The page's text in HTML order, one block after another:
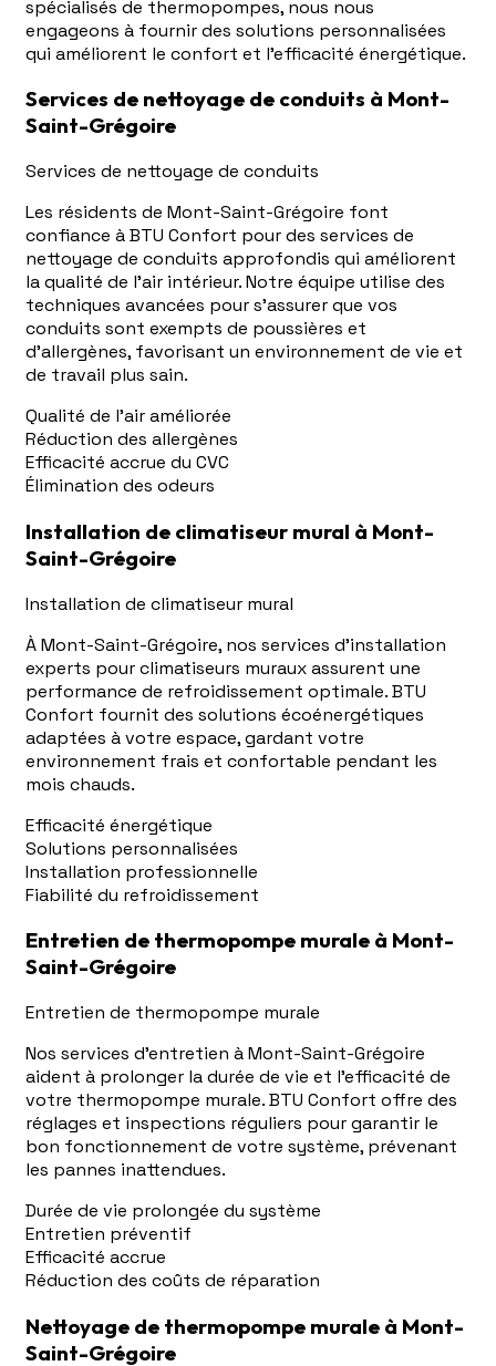
spécialisés de thermopompes, nous nous
engageons à fournir des solutions personnalisées
qui améliorent le confort et l'efficacité énergétique.
Services de nettoyage de conduits à Mont-
Saint-Grégoire
Services de nettoyage de conduits
Les résidents de Mont-Saint-Grégoire font
confiance à BTU Confort pour des services de
nettoyage de conduits approfondis qui améliorent
la qualité de l'air intérieur. Notre équipe utilise des
techniques avancées pour s'assurer que vos
conduits sont exempts de poussières et
d'allergènes, favorisant un environnement de vie et
de travail plus sain.
Qualité de l'air améliorée
Réduction des allergènes
Efficacité accrue du CVC
Élimination des odeurs
Installation de climatiseur mural à Mont-
Saint-Grégoire
Installation de climatiseur mural
À Mont-Saint-Grégoire, nos services d'installation
experts pour climatiseurs muraux assurent une
performance de refroidissement optimale. BTU
Confort fournit des solutions écoénergétiques
adaptées à votre espace, gardant votre
environnement frais et confortable pendant les
mois chauds.
Efficacité énergétique
Solutions personnalisées
Installation professionnelle
Fiabilité du refroidissement
Entretien de thermopompe murale à Mont-
Saint-Grégoire
Entretien de thermopompe murale
Nos services d'entretien à Mont-Saint-Grégoire
aident à prolonger la durée de vie et l'efficacité de
votre thermopompe murale. BTU Confort offre des
réglages et inspections réguliers pour garantir le
bon fonctionnement de votre système, prévenant
les pannes inattendues.
Durée de vie prolongée du système
Entretien préventif
Efficacité accrue
Réduction des coûts de réparation
Nettoyage de thermopompe murale à Mont-
Saint-Grégoire